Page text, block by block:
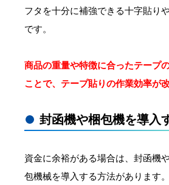
フタを十分に補強できる十字貼り
です。
商品の重量や特徴に合ったテープ
ことで、テープ貼りの作業効率が
封函機や梱包機を導入
資金に余裕がある場合は、封函機
包機械を導入する方法があります。